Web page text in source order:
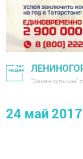
"Заман сулышы"
24 май